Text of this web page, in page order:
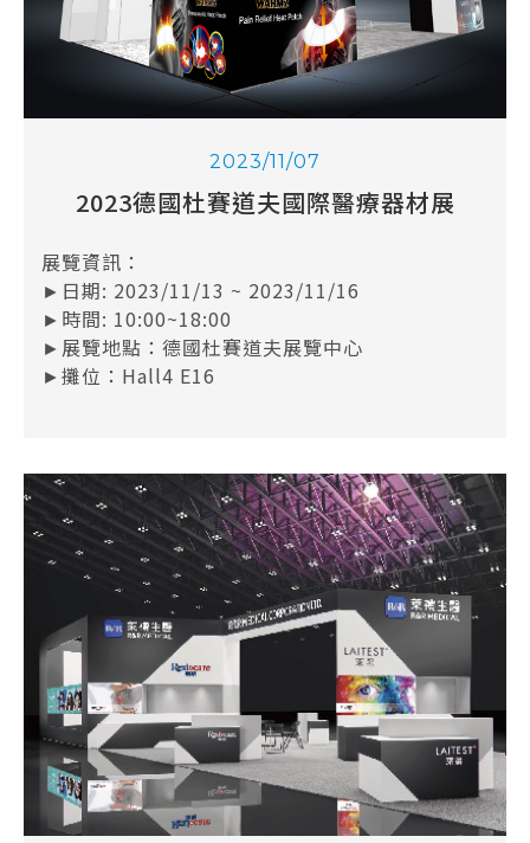
2023/11/07
2023德國杜賽道夫國際醫療器材展
展覽資訊：
►日期: 2023/11/13 ~ 2023/11/16
►時間: 10:00~18:00
►展覽地點：德國杜賽道夫展覽中心
►攤位：Hall4 E16